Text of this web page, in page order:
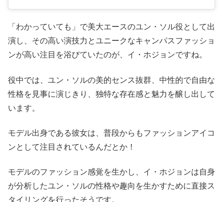
「わかっていても」で美大エースのユン・ソル役として出
演し、その高い演技力とユニークなキャンパスファッショ
ンが高い注目を浴びていたのが、イ・ホジョンですね。
役中では、ユン・ソルの美的センス抜群、中性的で自由な
性格を見事に演じきり、独特な存在感と魅力を醸し出して
います。
モデル出身である彼女は、普段からもファッションアイコ
ンとして注目されているんだとか！
モデルのファッション感覚を生かし、イ・ホジョンは自身
が分析したユン・ソルの性格や趣向を生かすために直接ス
タイリングを行ったそうです。